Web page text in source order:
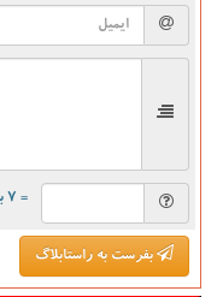
= ۷ بعلاوه ۳
بفرست به راستابلاگ